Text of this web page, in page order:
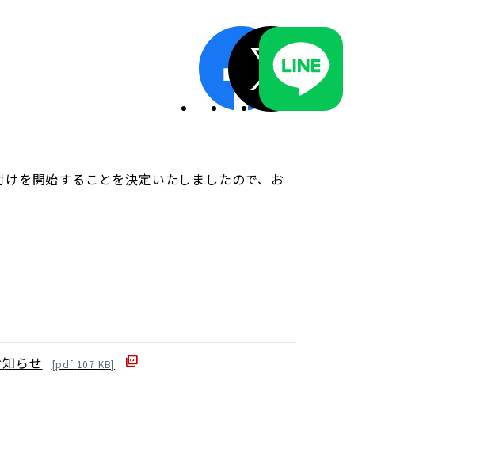
ディスクロージャーポリシー／適時開示体制
を開始することを決定いたしましたので、お
らせ [pdf 107 KB]